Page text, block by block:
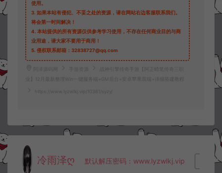
使用。
3. 如果本站有侵犯、不妥之处的资源，请在网站右边客服联系我们。
将会第一时间解决！
4. 本站提供的所有资源仅供参考学习使用，不存在任何商业目的与商
业用途，请大家不要用于商用！
5. 侵权联系邮箱：32838727@qq.com
阿泽源码网 手游资源
战神引擎传奇手游【阿正蜡笔传奇三职
业】12月最新整理Win一键服务端+GM后台+安卓苹果双端+详细搭建教程
https://www.lyzwlkj.vip/10361/syzy/
冷雨泽ღ 默认解压密码：www.lyzwlkj.vip 复